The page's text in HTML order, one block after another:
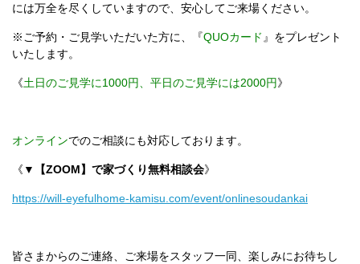
には万全を尽くしていますので、安心してご来場ください。
※ご予約・ご見学いただいた方に、『QUOカード 』をプレゼント
いたします。
《土日のご見学に1000円、平日のご見学には2000円》
オンラインでのご相談にも対応しております。
《 ▼【ZOOM】で家づくり無料相談会》
https://will-eyefulhome-kamisu.com/event/onlinesoudankai
皆さまからのご連絡、ご来場をスタッフ一同、楽しみにお待ちし